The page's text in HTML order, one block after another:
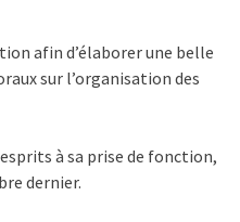
afin d’élaborer une belle
sur l’organisation des
à sa prise de fonction,
dernier.